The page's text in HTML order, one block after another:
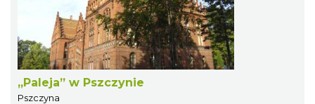
„Paleja” w Pszczynie
Pszczyna